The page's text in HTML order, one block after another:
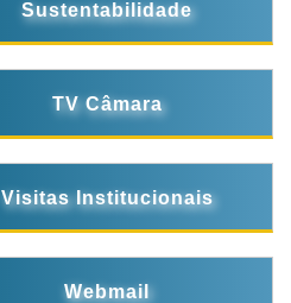
Sustentabilidade
TV Câmara
Visitas Institucionais
Webmail